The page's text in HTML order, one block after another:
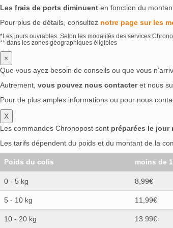
Les frais de ports diminuent en fonction du
Pour plus de détails, consultez notre page sur les
*Les jours ouvrables. Selon les modalités des services
** dans les zones géographiques éligibles
×
Que vous ayez besoin de conseils ou que vous
Autrement, vous pouvez nous contacteret nous
Pour de plus amples informations ou pour nous
X
Les commandes Chronopost sont préparées le jour
Les tarifs dépendent du poids et du montant de la
Poids du colis moins de
0 - 5 kg 8,99€
5 - 10 kg 11,99€
10 - 20 kg 13.99€